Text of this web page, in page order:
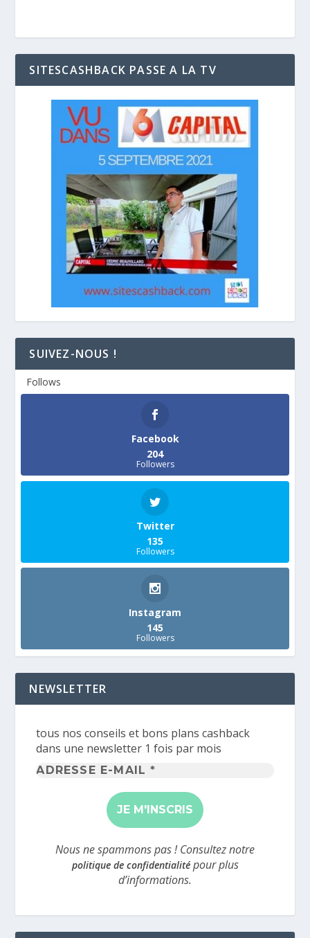
SITESCASHBACK PASSE A LA TV
SUIVEZ-NOUS !
Follows
Facebook
204
Followers
Twitter
135
Followers
Instagram
145
Followers
NEWSLETTER
tous nos conseils et bons plans cashback
dans une newsletter 1 fois par mois
Adresse
mail
*
Nous ne spammons pas ! Consultez notre
politique de confidentialitépour plus
d’informations.